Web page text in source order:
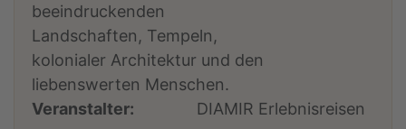
beeindruckenden
Landschaften, Tempeln,
kolonialer Architektur und den
liebenswerten Menschen.
Veranstalter:
DIAMIR Erlebnisreisen